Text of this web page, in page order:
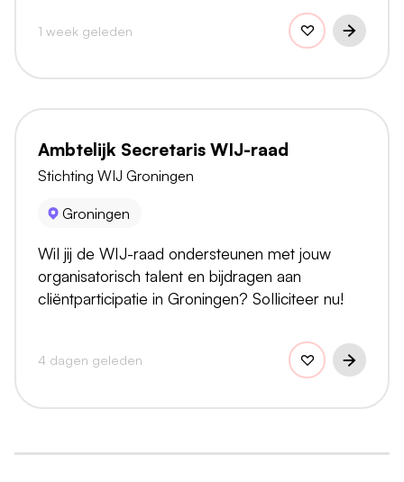
1 week geleden
Ambtelijk Secretaris WIJ-raad
Stichting WIJ Groningen
Groningen
Wil jij de WIJ-raad ondersteunen met jouw
organisatorisch talent en bijdragen aan
cliëntparticipatie in Groningen? Solliciteer nu!
4 dagen geleden